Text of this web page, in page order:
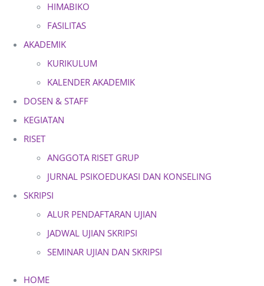
HIMABIKO
FASILITAS
AKADEMIK
KURIKULUM
KALENDER AKADEMIK
DOSEN & STAFF
KEGIATAN
RISET
ANGGOTA RISET GRUP
JURNAL PSIKOEDUKASI DAN KONSELING
SKRIPSI
ALUR PENDAFTARAN UJIAN
JADWAL UJIAN SKRIPSI
SEMINAR UJIAN DAN SKRIPSI
HOME